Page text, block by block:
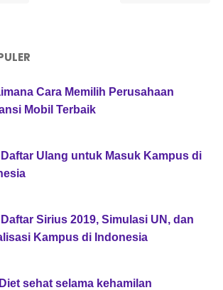
Cara Memilih Perusahaan
Mobil Terbaik
Ulang untuk Masuk Kampus di
Sirius 2019, Simulasi UN, dan
Kampus di Indonesia
sehat selama kehamilan